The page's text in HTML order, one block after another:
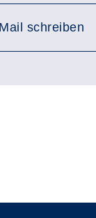
schreiben